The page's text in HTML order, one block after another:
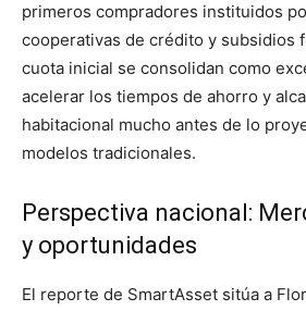
primeros compradores instituidos
cooperativas de crédito y subsidios
cuota inicial se consolidan como
acelerar los tiempos de ahorro y
habitacional mucho antes de lo
modelos tradicionales.
Perspectiva nacional:
y oportunidades
El reporte de SmartAsset sitúa a